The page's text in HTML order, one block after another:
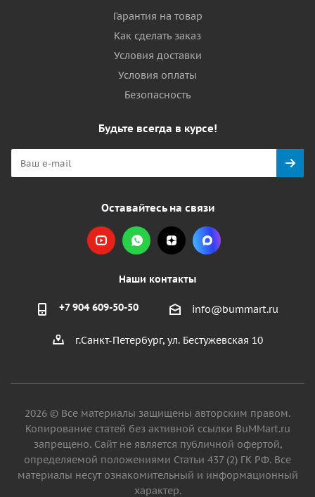
Гарантия на товар
Как сделать заказ
Условия доставки
Условия оплаты
Безопасность
Будьте всегда в курсе!
Оставайтесь на связи
Наши контакты
+7 904 609-50-50 info@bummart.ru
г.Санкт-Петербург, ул. Бестужевская 10
2026 © Все материалы защищены авторским правом.
Копирование статей без активной ссылки BuMMart.ru
запрещено. Сайт не является публичной офертой,
определяемой положениями Статьи 437 (2) ГК РФ. Все
материалы несут ознакомительный и информационный
характер.